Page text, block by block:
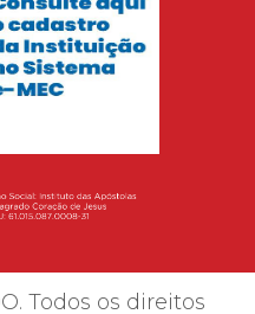
Todos os direitos